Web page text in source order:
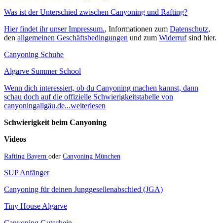
Was ist der Unterschied zwischen Canyoning und Rafting?
Hier findet ihr unser Impressum., Informationen zum Datenschutz,
den allgemeinen Geschäftsbedingungen und zum Widerrufsind hier.
Canyoning Schuhe
Algarve Summer School
Wenn dich interessiert, ob du Canyoning machen kannst, dann
schau doch auf die offizielle Schwierigkeitstabelle von
canyoningallgäu.de...weiterlesen
Schwierigkeit beim Canyoning
Videos
Rafting Bayern oder Canyoning München
SUP Anfänger
Canyoning für deinen Junggesellenabschied (JGA)
Tiny House Algarve